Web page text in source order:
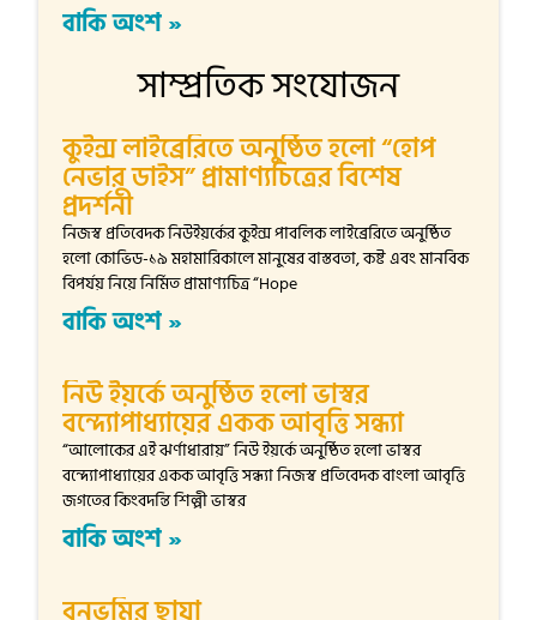
বাকি অংশ »
সাম্প্রতিক সংযোজন
কুইন্স লাইব্রেরিতে অনুষ্ঠিত হলো “হোপ
নেভার ডাইস” প্রামাণ্যচিত্রের বিশেষ
প্রদর্শনী
নিজস্ব প্রতিবেদক নিউইয়র্কের কুইন্স পাবলিক লাইব্রেরিতে অনুষ্ঠিত
হলো কোভিড-১৯ মহামারিকালে মানুষের বাস্তবতা, কষ্ট এবং মানবিক
বিপর্যয় নিয়ে নির্মিত প্রামাণ্যচিত্র “Hope
বাকি অংশ »
নিউ ইয়র্কে অনুষ্ঠিত হলো ভাস্বর
বন্দ্যোপাধ্যায়ের একক আবৃত্তি সন্ধ্যা
“আলোকের এই ঝর্ণাধারায়” নিউ ইয়র্কে অনুষ্ঠিত হলো ভাস্বর
বন্দ্যোপাধ্যায়ের একক আবৃত্তি সন্ধ্যা নিজস্ব প্রতিবেদক বাংলা আবৃত্তি
জগতের কিংবদন্তি শিল্পী ভাস্বর
বাকি অংশ »